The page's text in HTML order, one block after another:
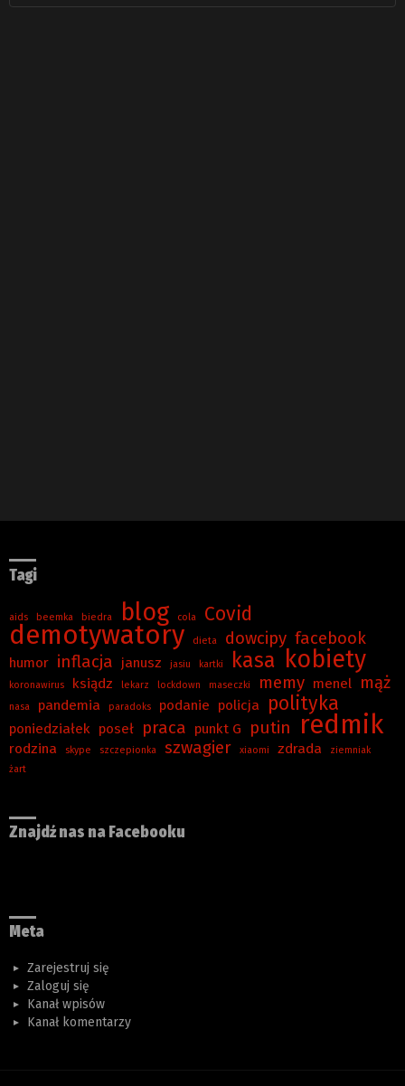
Tagi
aids beemka biedra blog cola Covid
demotywatory dieta dowcipy facebook
humor inflacja janusz jasiu kartki kasa kobiety
koronawirus ksiądz lekarz lockdown maseczki memy menel mąż
nasa pandemia paradoks podanie policja polityka
poniedziałek poseł praca punkt G putin redmik
rodzina skype szczepionka szwagier xiaomi zdrada
ziemniak
żart
Znajdź nas na Facebooku
Meta
Zarejestruj się
Zaloguj się
Kanał wpisów
Kanał komentarzy